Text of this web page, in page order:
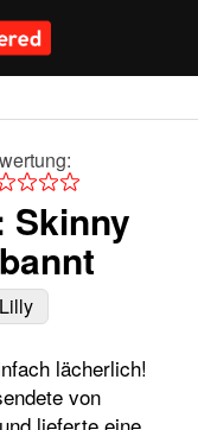
Skinny
lächerlich!
von